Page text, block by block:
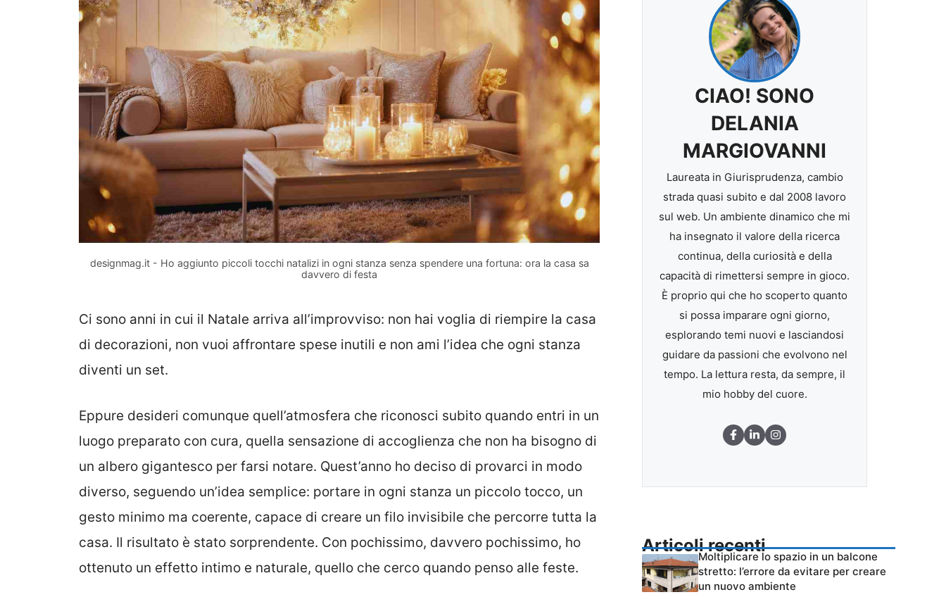
designmag.it - Ho aggiunto piccoli tocchi natalizi in ogni stanza senza spendere una fortuna: ora la casa sa
davvero di festa
Ci sono anni in cui il Natale arriva all’improvviso: non hai voglia di riempire la casa
di decorazioni, non vuoi affrontare spese inutili e non ami l’idea che ogni stanza
diventi un set.
Eppure desideri comunque quell’atmosfera che riconosci subito quando entri in un
luogo preparato con cura, quella sensazione di accoglienza che non ha bisogno di
un albero gigantesco per farsi notare. Quest’anno ho deciso di provarci in modo
diverso, seguendo un’idea semplice: portare in ogni stanza un piccolo tocco, un
gesto minimo ma coerente, capace di creare un filo invisibile che percorre tutta la
casa. Il risultato è stato sorprendente. Con pochissimo, davvero pochissimo, ho
ottenuto un effetto intimo e naturale, quello che cerco quando penso alle feste.
CIAO! SONO
DELANIA
MARGIOVANNI
Laureata in Giurisprudenza, cambio
strada quasi subito e dal 2008 lavoro
sul web. Un ambiente dinamico che mi
ha insegnato il valore della ricerca
continua, della curiosità e della
capacità di rimettersi sempre in gioco.
È proprio qui che ho scoperto quanto
si possa imparare ogni giorno,
esplorando temi nuovi e lasciandosi
guidare da passioni che evolvono nel
tempo. La lettura resta, da sempre, il
mio hobby del cuore.
Articoli recenti
Moltiplicare lo spazio in un balcone
stretto: l’errore da evitare per creare
un nuovo ambiente